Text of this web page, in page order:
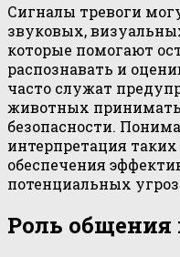
Сигналы тревоги
звуковых,
которые помогают
распознавать и
часто служат
животных
безопасности.
интерпретация
обеспечения
потенциальных
Роль общения